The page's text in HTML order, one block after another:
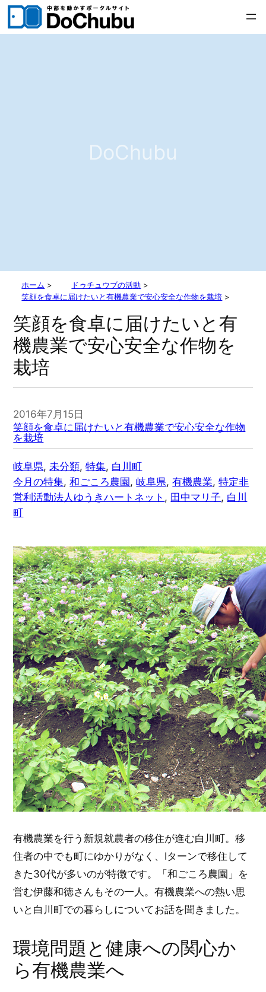
内
DoChubu
ホーム > ドゥチュウブの活動 >
笑顔を食卓に届けたいと有機農業で安心安全な作物を栽培 >
笑顔を食卓に届けたいと有
機農業で安心安全な作物を
栽培
2016年7月15日
笑顔を食卓に届けたいと有機農業で安心安全な作物
を栽培
岐阜県, 未分類, 特集, 白川町
今月の特集, 和ごころ農園, 岐阜県, 有機農業, 特定非
営利活動法人ゆうきハートネット , 田中マリ子, 白川
町
有機農業を行う新規就農者の移住が進む白川町。移
住者の中でも町にゆかりがなく、Iターンで移住して
きた30代が多いのが特徴です。「和ごころ農園」を
営む伊藤和徳さんもその一人。有機農業への熱い思
いと白川町での暮らしについてお話を聞きました。
環境問題と健康への関心か
ら有機農業へ